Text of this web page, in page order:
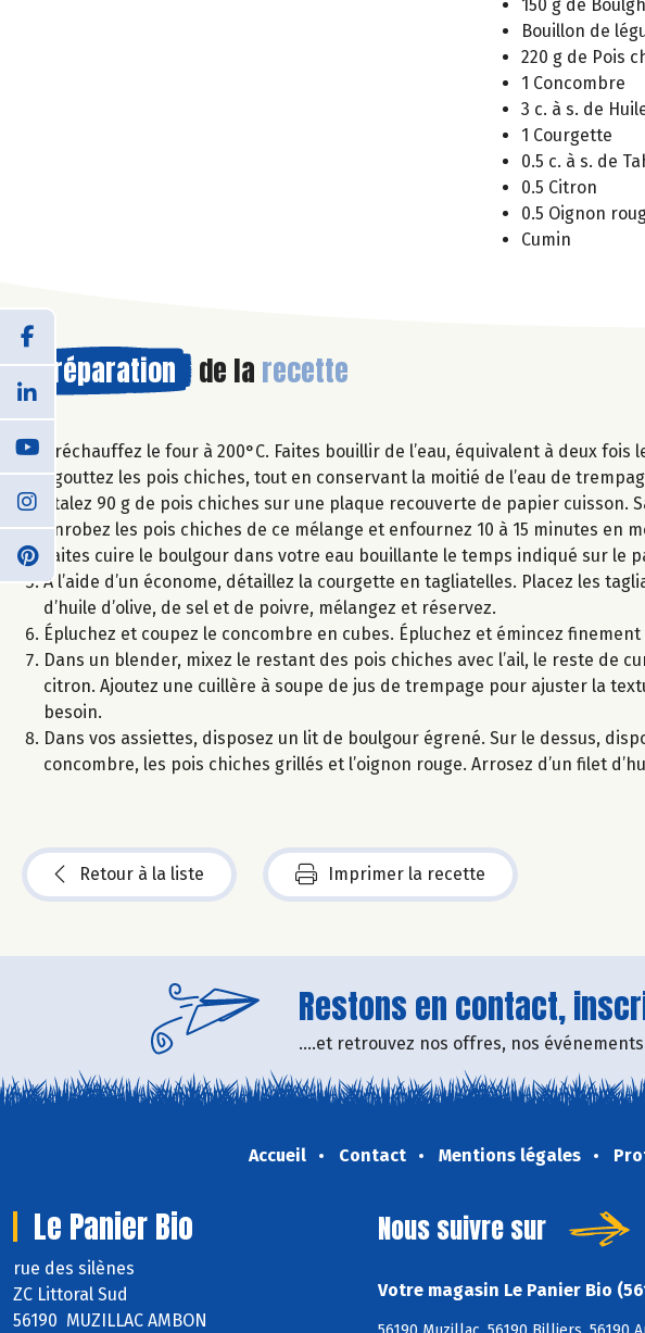
150 g de
Bouillon de
220 g de Pois
1 Concombre
3 c. à s. de
1 Courgette
0.5 c. à s. de
0.5 Citron
0.5 Oignon
Cumin
Préparation de la recette
Préchauffez le four à 200°C. Faites bouillir de l’eau, équivalent à deux
Égouttez les pois chiches, tout en conservant la moitié de l’eau de
Étalez 90 g de pois chiches sur une plaque recouverte de papier cuisson.
enrobez les pois chiches de ce mélange et enfournez 10 à 15 minutes en
Faites cuire le boulgour dans votre eau bouillante le temps indiqué sur le
À l’aide d’un économe, détaillez la courgette en tagliatelles. Placez les
d’huile d’olive, de sel et de poivre, mélangez et réservez.
Épluchez et coupez le concombre en cubes. Épluchez et émincez finement
Dans un blender, mixez le restant des pois chiches avec l’ail, le reste de
citron. Ajoutez une cuillère à soupe de jus de trempage pour ajuster la
besoin.
Dans vos assiettes, disposez un lit de boulgour égrené. Sur le dessus,
concombre, les pois chiches grillés et l’oignon rouge. Arrosez d’un filet
Retour à la liste Imprimer la recette
Restons en contact,
....et retrouvez nos offres, nos
Accueil Contact Mentions légales
Le Panier Bio
rue des silènes
ZC Littoral Sud
56190 MUZILLAC AMBON
Nous suivre sur
Votre magasin Le Panier Bio